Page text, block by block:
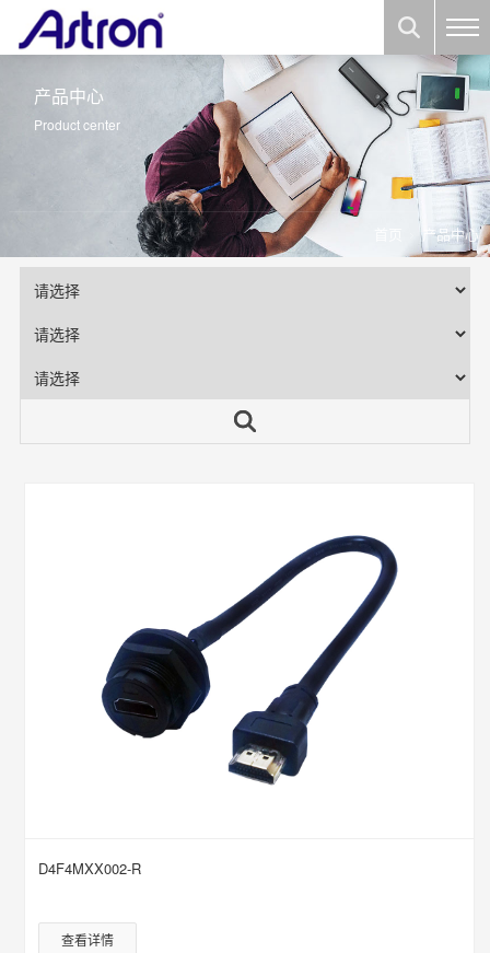
产品中心
产品中心
Product center
D4F4MXX002-R
查看详情